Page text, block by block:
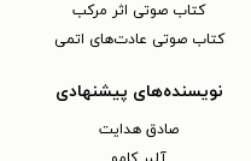
کتاب صوتی اثر مرکب
کتاب صوتی عادت‌های اتمی
نویسنده‌های پیشنهادی
صادق هدایت